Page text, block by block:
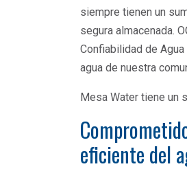
siempre tienen un
segura almacenada.
Confiabilidad de
agua de nuestra
Mesa Water tiene un
eficiente del